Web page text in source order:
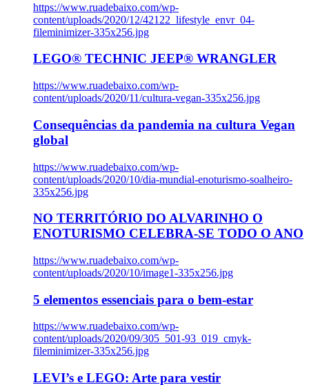
https://www.ruadebaixo.com/wp-
content/uploads/2020/12/42122_lifestyle_envr_04-
fileminimizer-335x256.jpg
LEGO® TECHNIC JEEP® WRANGLER
https://www.ruadebaixo.com/wp-
content/uploads/2020/11/cultura-vegan-335x256.jpg
Consequências da pandemia na cultura Vegan
global
https://www.ruadebaixo.com/wp-
content/uploads/2020/10/dia-mundial-enoturismo-soalheiro-
335x256.jpg
NO TERRITÓRIO DO ALVARINHO O
ENOTURISMO CELEBRA-SE TODO O ANO
https://www.ruadebaixo.com/wp-
content/uploads/2020/10/image1-335x256.jpg
5 elementos essenciais para o bem-estar
https://www.ruadebaixo.com/wp-
content/uploads/2020/09/305_501-93_019_cmyk-
fileminimizer-335x256.jpg
LEVI’s e LEGO: Arte para vestir